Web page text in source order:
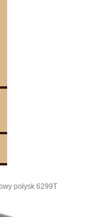
połysk 6299T